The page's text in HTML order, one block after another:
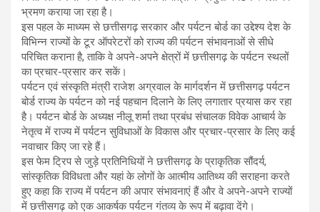
भ्रमण कराया जा रहा है।
इस पहल के माध्यम से छत्तीसगढ़ सरकार और पर्यटन बोर्ड का उद्देश्य देश के
विभिन्न राज्यों के टूर ऑपरेटरों को राज्य की पर्यटन संभावनाओं से सीधे
परिचित कराना है, ताकि वे अपने-अपने क्षेत्रों में छत्तीसगढ़ के पर्यटन स्थलों
का प्रचार-प्रसार कर सकें।
पर्यटन एवं संस्कृति मंत्री राजेश अग्रवाल के मार्गदर्शन में छत्तीसगढ़ पर्यटन
बोर्ड राज्य के पर्यटन को नई पहचान दिलाने के लिए लगातार प्रयास कर रहा
है। पर्यटन बोर्ड के अध्यक्ष नीलू शर्मा तथा प्रबंध संचालक विवेक आचार्य के
नेतृत्व में राज्य में पर्यटन सुविधाओं के विकास और प्रचार-प्रसार के लिए कई
नवाचार किए जा रहे हैं।
इस फेम ट्रिप से जुड़े प्रतिनिधियों ने छत्तीसगढ़ के प्राकृतिक सौंदर्य,
सांस्कृतिक विविधता और यहां के लोगों के आत्मीय आतिथ्य की सराहना करते
हुए कहा कि राज्य में पर्यटन की अपार संभावनाएं हैं और वे अपने-अपने राज्यों
में छत्तीसगढ़ को एक आकर्षक पर्यटन गंतव्य के रूप में बढ़ावा देंगे।